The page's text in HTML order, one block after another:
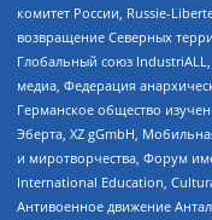
комитет России, Russie-
возвращение Северных
Глобальный союз
медиа, Федерация
Германское общество
Эберта, XZ gGmbH,
и миротворчества, Форум
International Education,
Антивоенное движение